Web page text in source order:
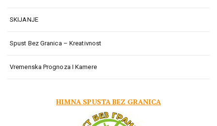
SKIJANJE
Spust Bez Granica – Kreativnost
Vremenska Prognoza I Kamere
HIMNA SPUSTA BEZ GRANICA